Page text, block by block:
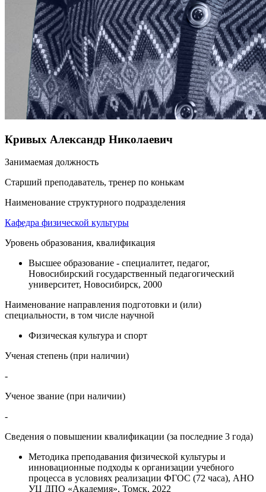
Кривых Александр Николаевич
Занимаемая должность
Старший преподаватель, тренер по конькам
Наименование структурного подразделения
Кафедра физической культуры
Уровень образования, квалификация
Высшее образование - специалитет, педагог,
Новосибирский государственный педагогический
университет, Новосибирск, 2000
Наименование направления подготовки и (или)
специальности, в том числе научной
Физическая культура и спорт
Ученая степень (при наличии)
-
Ученое звание (при наличии)
-
Сведения о повышении квалификации (за последние 3 года)
Методика преподавания физической культуры и
инновационные подходы к организации учебного
процесса в условиях реализации ФГОС (72 часа), АНО
УЦ ДПО «Академия», Томск, 2022